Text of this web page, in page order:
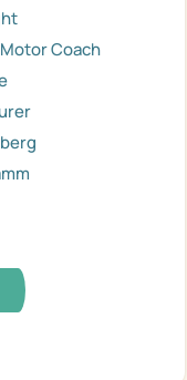
Coach